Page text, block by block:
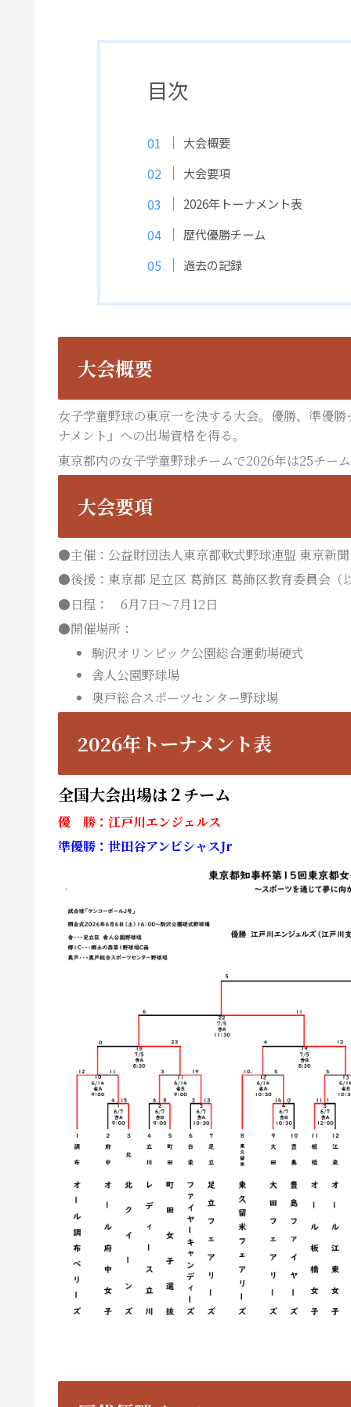
目次
大会概要
大会要項
2026年トーナメント表
歴代優勝チーム
過去の記録
大会概要
女子学童野球の東京一を決する大会。優勝、準優
ナメント』への出場資格を得る。
東京都内の女子学童野球チームで2026年は25チー
大会要項
●主催：公益財団法人東京都軟式野球連盟 東京新聞
●後援：東京都 足立区 葛飾区 葛飾区教育委員会（
●日程： 6月7日～7月12日
●開催場所：
駒沢オリンピック公園総合運動場硬式
舎人公園野球場
奥戸総合スポーツセンター野球場
2026年トーナメント表
全国大会出場は２チーム
優 勝：江戸川エンジェルス
準優勝：世田谷アンビシャスJr